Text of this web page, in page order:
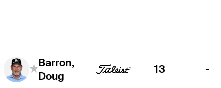
Barron,
Doug
13 -